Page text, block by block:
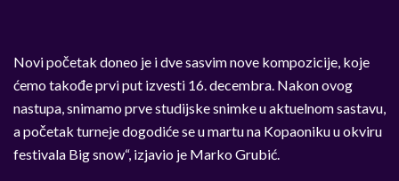
Novi početak doneo je i dve sasvim nove kompozicije, koje
ćemo takođe prvi put izvesti 16. decembra. Nakon ovog
nastupa, snimamo prve studijske snimke u aktuelnom sastavu,
a početak turneje dogodiće se u martu na Kopaoniku u okviru
festivala Big snow“, izjavio je Marko Grubić.